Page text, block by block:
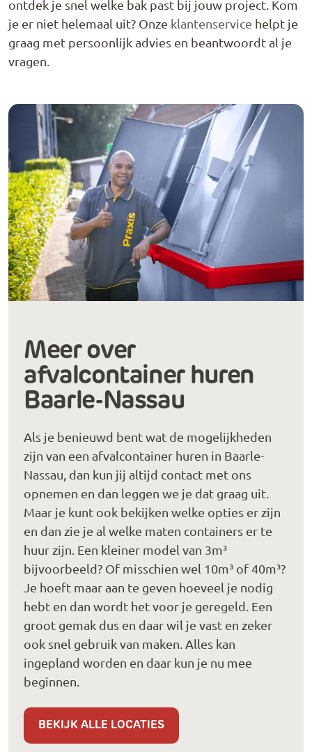
ontdek je snel welke bak past bij jouw project. Kom
je er niet helemaal uit? Onze klantenservice helpt je
graag met persoonlijk advies en beantwoordt al je
vragen.
Meer over
afvalcontainer huren
Baarle-Nassau
Als je benieuwd bent wat de mogelijkheden
zijn van een afvalcontainer huren in Baarle-
Nassau, dan kun jij altijd contact met ons
opnemen en dan leggen we je dat graag uit.
Maar je kunt ook bekijken welke opties er zijn
en dan zie je al welke maten containers er te
huur zijn. Een kleiner model van 3m³
bijvoorbeeld? Of misschien wel 10m³ of 40m³?
Je hoeft maar aan te geven hoeveel je nodig
hebt en dan wordt het voor je geregeld. Een
groot gemak dus en daar wil je vast en zeker
ook snel gebruik van maken. Alles kan
ingepland worden en daar kun je nu mee
beginnen.
BEKIJK ALLE LOCATIES